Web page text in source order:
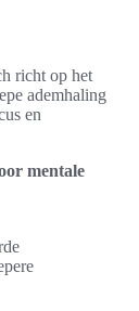
richt op het
ademhaling
en
mentale